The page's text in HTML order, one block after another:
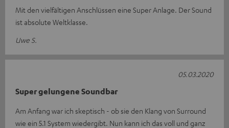
Mit den vielfältigen Anschlüssen eine Super Anlage. Der Sound
ist absolute Weltklasse.
Uwe S.
Super gelungene Soundbar
Am Anfang war ich skeptisch - ob sie den Klang von Surround
wie ein 5.1 System wiedergibt. Nun kann ich das voll und ganz
05.03.2020